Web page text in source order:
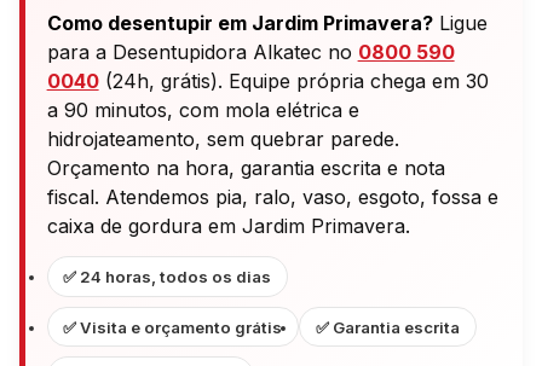
Como desentupir em Jardim Primavera?Ligue
para a Desentupidora Alkatec no 0800 590
0040(24h, grátis). Equipe própria chega em 30
a 90 minutos, com mola elétrica e
hidrojateamento, sem quebrar parede.
Orçamento na hora, garantia escrita e nota
fiscal. Atendemos pia, ralo, vaso, esgoto, fossa e
caixa de gordura em Jardim Primavera.
✅ 24 horas, todos os dias
✅ Visita e orçamento grátis ✅ Garantia escrita